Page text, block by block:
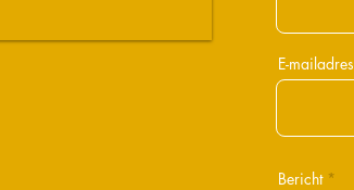
E-mailadres
Bericht